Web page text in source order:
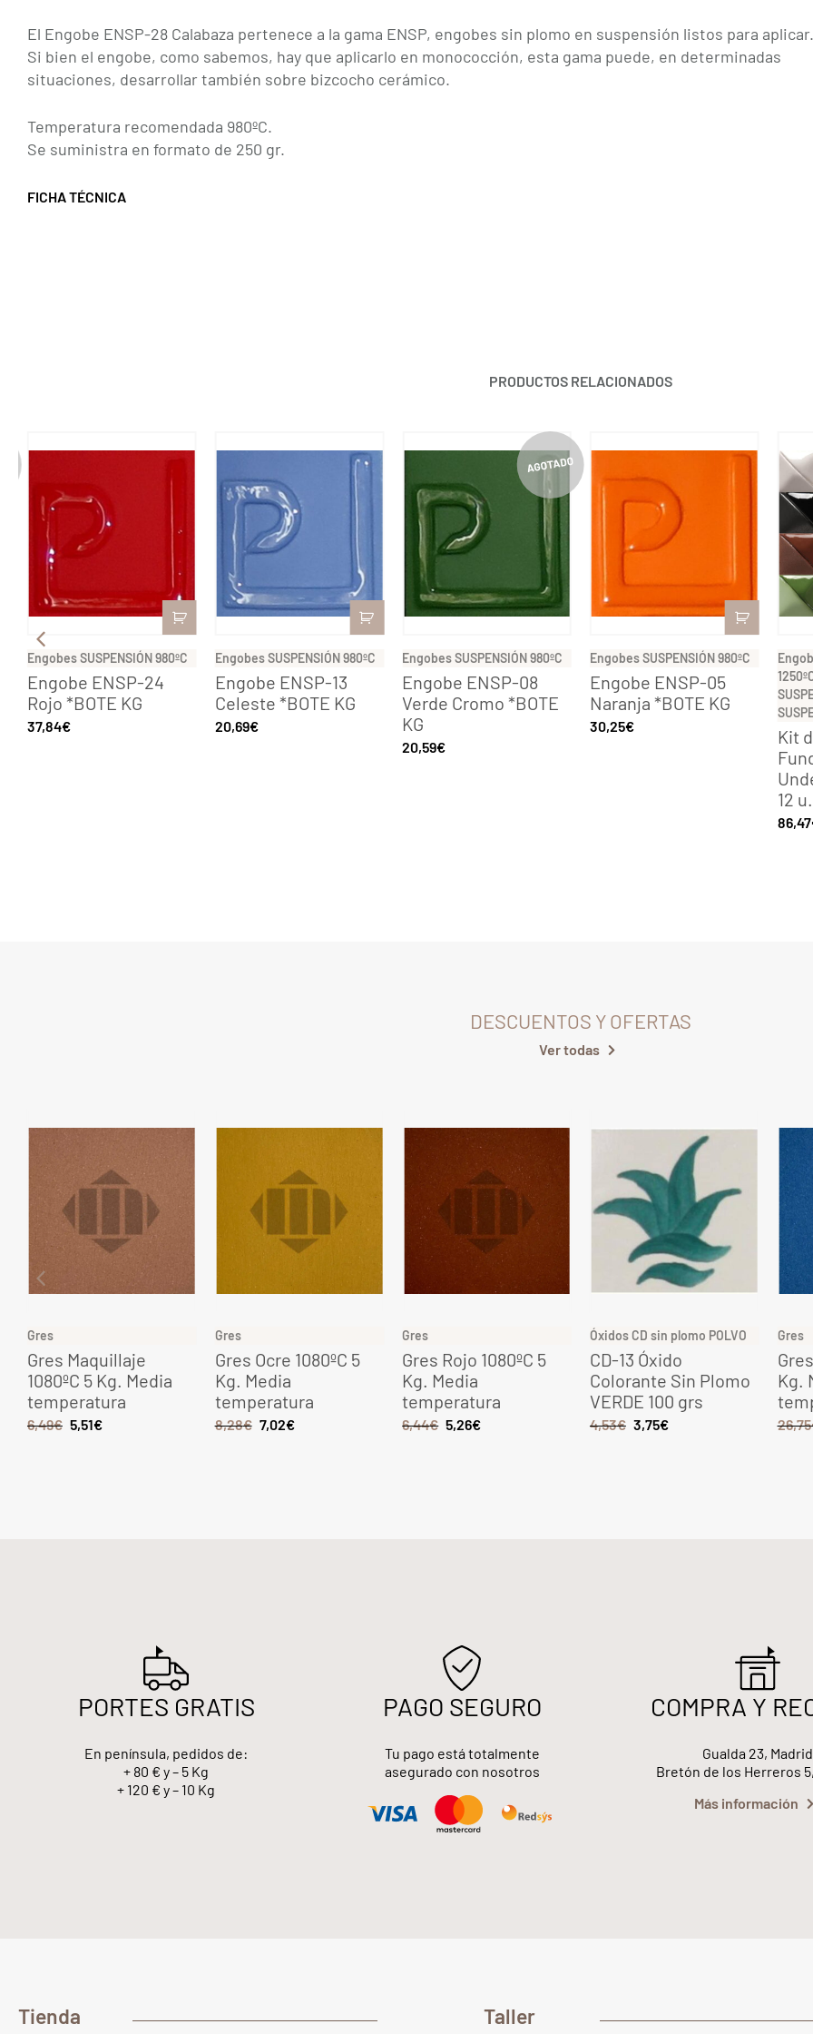
El Engobe ENSP-28 Calabaza pertenece a la gama ENSP, engobes sin plomo en suspensión listos para aplicar.
Si bien el engobe, como sabemos, hay que aplicarlo en monococción, esta gama puede, en determinadas
situaciones, desarrollar también sobre bizcocho cerámico.
Temperatura recomendada 980ºC.
Se suministra en formato de 250 gr.
FICHA TÉCNICA
PRODUCTOS RELACIONADOS
Engobes SUSPENSIÓN 980ºC
Engobe ENSP-24
Rojo *BOTE KG
37,84€
Engobes SUSPENSIÓN 980ºC
Engobe ENSP-13
Celeste *BOTE KG
20,69€
Engobes SUSPENSIÓN 980ºC
Engobe ENSP-08
Verde Cromo *BOTE
KG
20,59€
Engobes SUSPENSIÓN 980ºC
Engobe ENSP-05
Naranja *BOTE KG
30,25€
Kit
12 u.
86,47
DESCUENTOS Y OFERTAS
Ver todas
Gres
Gres Maquillaje
1080ºC 5 Kg. Media
temperatura
6,49€ 5,51€
Gres
Gres Ocre 1080ºC 5
Kg. Media
temperatura
8,28€ 7,02€
Gres
Gres Rojo 1080ºC 5
Kg. Media
temperatura
6,44€ 5,26€
Óxidos CD sin plomo POLVO
CD-13 Óxido
Colorante Sin Plomo
VERDE 100 grs
4,53€ 3,75€
Gres
Kg.
26,75
PORTES GRATIS
En península, pedidos de:
+ 80 € y – 5 Kg
+ 120 € y – 10 Kg
PAGO SEGURO
Tu pago está totalmente
asegurado con nosotros
COMPRA Y
Gualda 23, Madrid
Bretón de los Herreros
Más información
Tienda Taller